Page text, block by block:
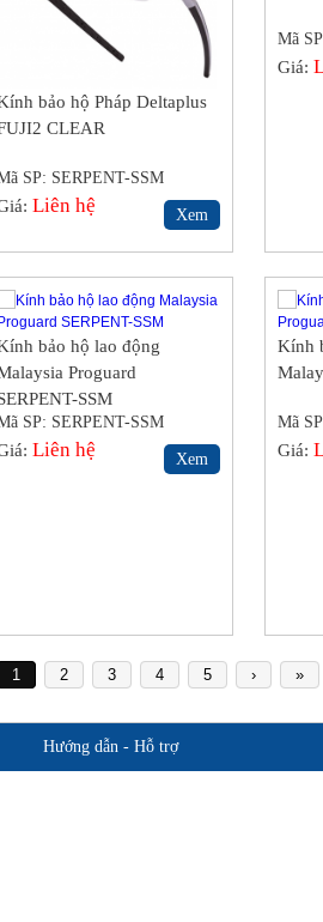
bảo hộ Pháp Deltaplus
CLEAR
SP: SERPENT-SSM
Liên hệ Xem
Mã
Giá:
bảo hộ lao động
Proguard
SSM
SP: SERPENT-SSM
Liên hệ Xem
Kính
Mã
Giá:
1 2 3 4 5 › »
Hướng dẫn - Hỗ trợ